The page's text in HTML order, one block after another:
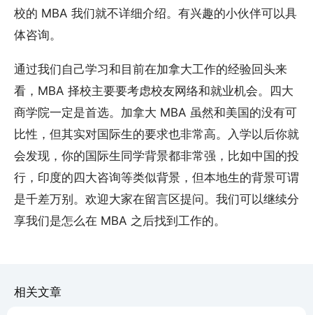
校的 MBA 我们就不详细介绍。有兴趣的小伙伴可以具
体咨询。
通过我们自己学习和目前在加拿大工作的经验回头来
看，MBA 择校主要要考虑校友网络和就业机会。四大
商学院一定是首选。加拿大 MBA 虽然和美国的没有可
比性，但其实对国际生的要求也非常高。入学以后你就
会发现，你的国际生同学背景都非常强，比如中国的投
行，印度的四大咨询等类似背景，但本地生的背景可谓
是千差万别。欢迎大家在留言区提问。我们可以继续分
享我们是怎么在 MBA 之后找到工作的。
相关文章